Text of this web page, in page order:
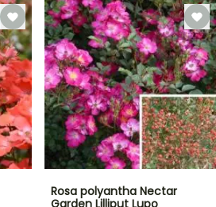
Rosa polyantha Nectar
Garden Lilliput Lupo